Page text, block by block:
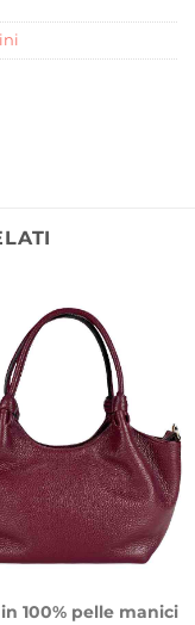
100% pelle manici